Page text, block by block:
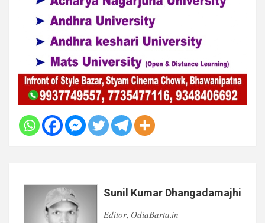
Sunil Kumar Dhangadamajhi
𝐸𝑑𝑖𝑡𝑜𝑟, 𝑂𝑑𝑖𝑎𝐵𝑎𝑟𝑡𝑎.𝑖𝑛